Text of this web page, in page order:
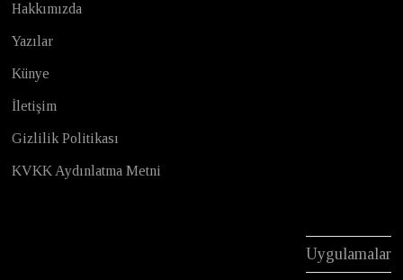
Hakkımızda
Yazılar
Künye
İletişim
Gizlilik Politikası
KVKK Aydınlatma Metni
Uygulamalar